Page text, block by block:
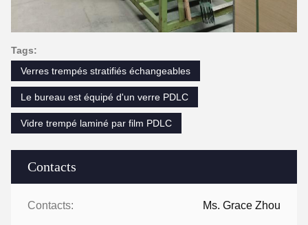
Contacts
Contacts: Ms. Grace Zhou
Tags:
Verres trempés stratifiés échangeables
Le bureau est équipé d'un verre PDLC
Vidre trempé laminé par film PDLC